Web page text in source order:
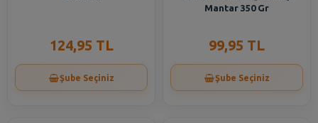
124,95 TL
Şube Seçiniz
Mantar 350 Gr
99,95 TL
Şube Seçiniz